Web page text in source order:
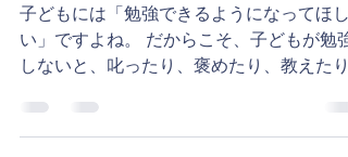
方法
子どもには「勉強できるようになってほし
しないと、叱ったり、褒めたり、教えたり
て勉強するように促すのですが、実はどの